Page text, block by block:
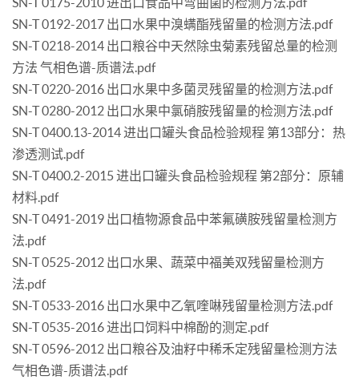
SN-T 0192-2017 出口水果中溴螨酯残留量的检测方法.pdf
SN-T 0218-2014 出口粮谷中天然除虫菊素残留总量的检测
方法 气相色谱-质谱法.pdf
SN-T 0220-2016 出口水果中多菌灵残留量的检测方法.pdf
SN-T 0280-2012 出口水果中氯硝胺残留量的检测方法.pdf
SN-T 0400.13-2014 进出口罐头食品检验规程 第13部分：热
渗透测试.pdf
SN-T 0400.2-2015 进出口罐头食品检验规程 第2部分：原辅
材料.pdf
SN-T 0491-2019 出口植物源食品中苯氟磺胺残留量检测方
法.pdf
SN-T 0525-2012 出口水果、蔬菜中福美双残留量检测方
法.pdf
SN-T 0533-2016 出口水果中乙氧喹啉残留量检测方法.pdf
SN-T 0535-2016 进出口饲料中棉酚的测定.pdf
SN-T 0596-2012 出口粮谷及油籽中稀禾定残留量检测方法
气相色谱-质谱法.pdf